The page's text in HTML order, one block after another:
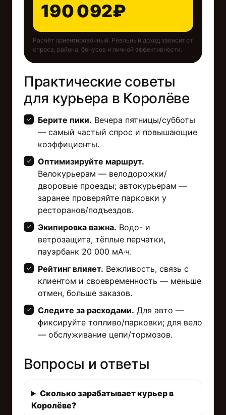
190 092₽
Расчёт ориентировочный. Реальный доход зависит от
спроса, района, бонусов и личной эффективности.
Практические советы
для курьерa в Королёве
Берите пики. Вечера пятницы/субботы
— самый частый спрос и повышающие
коэффициенты.
Оптимизируйте маршрут.
Велокурьерам — велодорожки/
дворовые проезды; автокурьерам —
заранее проверяйте парковки у
ресторанов/подъездов.
Экипировка важна. Водо- и
ветрозащита, тёплые перчатки,
пауэрбанк 20 000 мА·ч.
Рейтинг влияет. Вежливость, связь с
клиентом и своевременность — меньше
отмен, больше заказов.
Следите за расходами. Для авто —
фиксируйте топливо/парковки; для вело
— обслуживание цепи/тормозов.
Вопросы и ответы
Сколько зарабатывает курьер в
Королёве?